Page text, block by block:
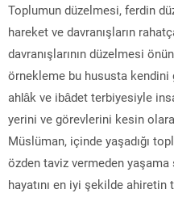
Toplumun düzelmesi, ferdin
hareket ve davranışların
davranışlarının düzelmesi
örnekleme bu hususta
ahlâk ve ibâdet terbiyesiyle
yerini ve görevlerini kesin
Müslüman, içinde yaşadığı
özden taviz vermeden
hayatını en iyi şekilde